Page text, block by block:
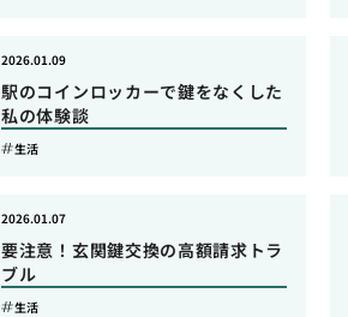
駅のコインロッカーで鍵をなくした
私の体験談
2026.01.09
生活
要注意！玄関鍵交換の高額請求トラ
ブル
2026.01.07
生活